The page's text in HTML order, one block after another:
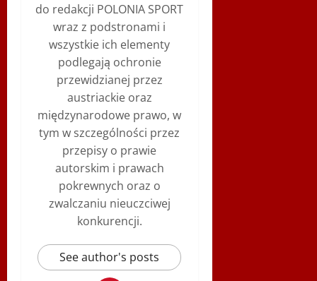
do redakcji POLONIA SPORT
wraz z podstronami i
wszystkie ich elementy
podlegają ochronie
przewidzianej przez
austriackie oraz
międzynarodowe prawo, w
tym w szczególności przez
przepisy o prawie
autorskim i prawach
pokrewnych oraz o
zwalczaniu nieuczciwej
konkurencji.
See author's posts